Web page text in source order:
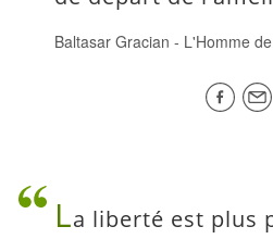
Baltasar Gracian - L'Homme
La liberté est plus